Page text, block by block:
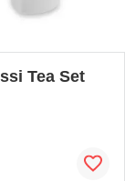
Tea Set